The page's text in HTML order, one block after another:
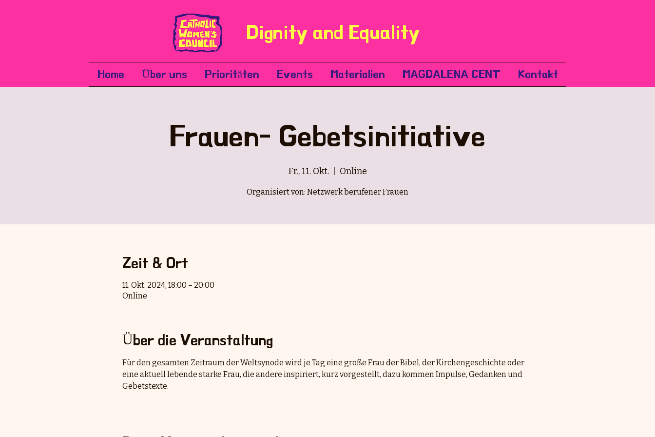
Dignity and Equality
Home Über uns Prioritäten Events Materialien MAGDALENA CENT Kontakt
Frauen- Gebetsinitiative
Fr., 11. Okt.
  |
Online
Organisiert von: Netzwerk berufener Frauen
Zeit & Ort
11. Okt. 2024, 18:00 – 20:00
Online
Über die Veranstaltung
Für den gesamten Zeitraum der Weltsynode wird je Tag eine große Frau der Bibel, der Kirchengeschichte oder
eine aktuell lebende starke Frau, die andere inspiriert, kurz vorgestellt, dazu kommen Impulse, Gedanken und
Gebetstexte.